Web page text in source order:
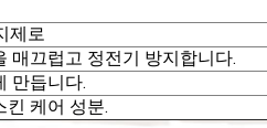
제로
매끄럽고 정전기 방지합니다.
만듭니다.
킨 케어 성분.